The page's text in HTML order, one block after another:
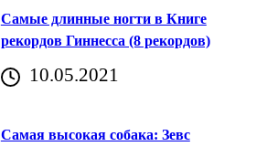
Самые длинные ногти в Книге
рекордов Гиннесса (8 рекордов)
10.05.2021
Самая высокая собака: Зевс